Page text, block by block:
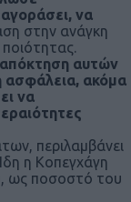
να
στην ανάγκη
αυτών
ασφάλεια, ακόμα
να
περιλαμβάνει
η Κοπεγχάγη
ως ποσοστό του